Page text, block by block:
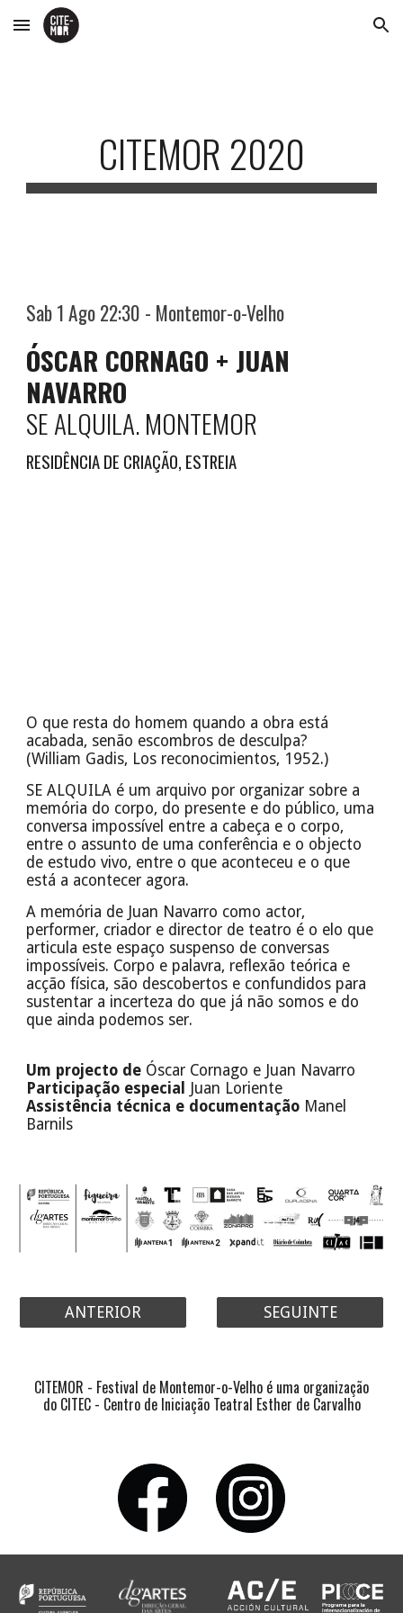
Skip to main content Skip to navigation
CITEMOR 2020
Sab 1 Ago 22:30 - Montemor-o-Velho
ÓSCAR CORNAGO + JUAN
NAVARRO
SE ALQUILA. MONTEMOR
RESIDÊNCIA DE CRIAÇÃO, ESTREIA
O que resta do homem quando a obra está
acabada, senão escombros de desculpa?
(William Gadis, Los reconocimientos, 1952.)
SE ALQUILA é um arquivo por organizar sobre a
memória do corpo, do presente e do público, uma
conversa impossível entre a cabeça e o corpo,
entre o assunto de uma conferência e o objecto
de estudo vivo, entre o que aconteceu e o que
está a acontecer agora.
A memória de Juan Navarro como actor,
performer, criador e director de teatro é o elo que
articula este espaço suspenso de conversas
impossíveis. Corpo e palavra, reflexão teórica e
acção física, são descobertos e confundidos para
sustentar a incerteza do que já não somos e do
que ainda podemos ser.
Um projecto de Óscar Cornago e Juan Navarro
Participação especial
Juan Loriente
Assistência técnica e documentação Manel
Barnils
ANTERIOR SEGUINTE
CITEMOR - Festival de Montemor-o-Velho é uma organização
do CITEC - Centro de Iniciação Teatral Esther de Carvalho